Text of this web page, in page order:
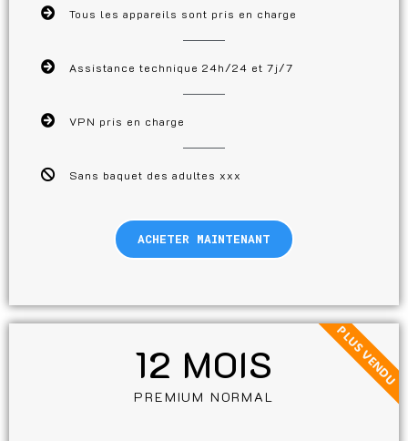
Tous les appareils sont pris en charge
Assistance technique 24h/24 et 7j/7
VPN pris en charge
Sans baquet des adultes xxx
ACHETER MAINTENANT
12 MOIS
PREMIUM NORMAL
PLUS VENDU